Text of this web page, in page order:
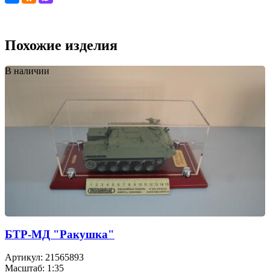
Похожие изделия
В наличии
БТР-МД "Ракушка"
Артикул: 21565893
Масштаб: 1:35